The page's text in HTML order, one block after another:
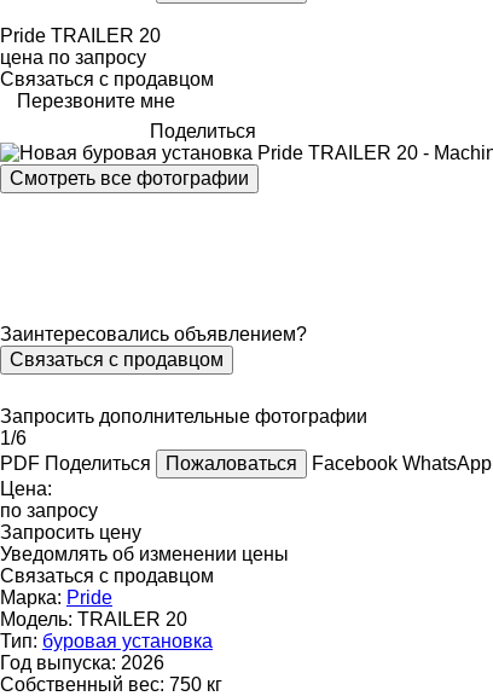
Pride TRAILER 20
цена по запросу
Связаться с продавцом
Перезвоните мне
Поделиться
Смотреть все фотографии
Заинтересовались объявлением?
Связаться с продавцом
Запросить дополнительные фотографии
1/6
PDF Поделиться Пожаловаться Facebook WhatsApp
Цена:
по запросу
Запросить цену
Уведомлять об изменении цены
Связаться с продавцом
Марка: Pride
Модель: TRAILER 20
Тип: буровая установка
Год выпуска: 2026
Собственный вес: 750 кг